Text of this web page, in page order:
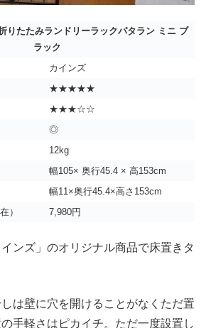
りたたみランドリーラックパタラン ミニ ブ
ラック
カインズ
★★★★★
★★★☆☆
◎
12kg
幅105× 奥行45.4 × 高153cm
幅11×奥行45.4×高さ153cm
）
7,980円
ンズ」のオリジナル商品で床置きタ
は壁に穴を開けることがなくただ置
手軽さはピカイチ。ただ一度設置し